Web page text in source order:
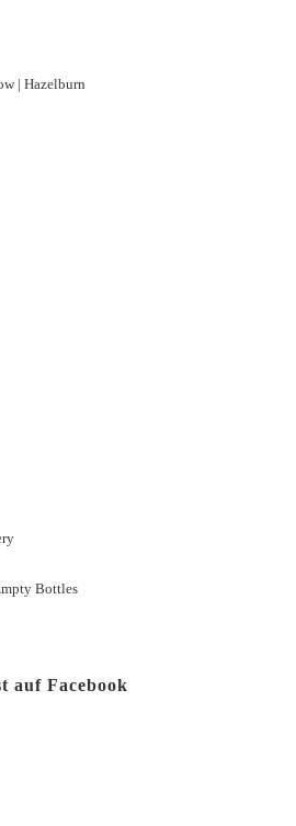
| Best Dram
von Best Dram. Der Whisky reifte im
...
| Hazelburn
Bottles
auf Facebook